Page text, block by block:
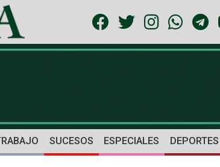
SUCESOS ESPECIALES DEPORTES